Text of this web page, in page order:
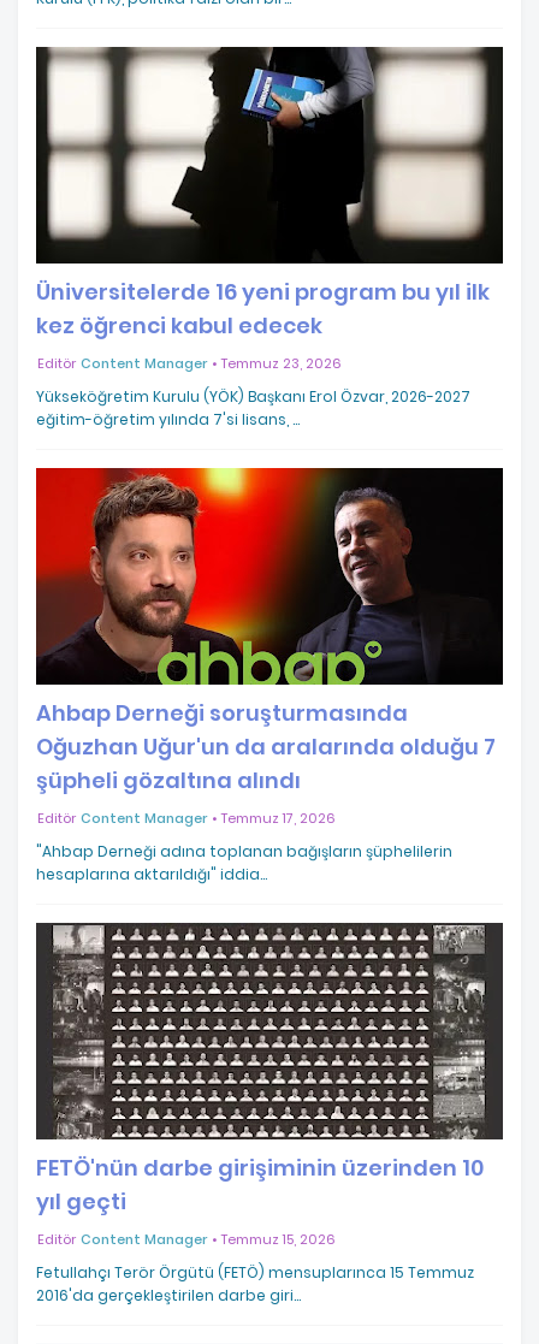
Üniversitelerde 16 yeni program bu yıl ilk
kez öğrenci kabul edecek
Editör Content Manager Temmuz 23, 2026
Yükseköğretim Kurulu (YÖK) Başkanı Erol Özvar, 2026-2027
eğitim-öğretim yılında 7'si lisans, …
Ahbap Derneği soruşturmasında
Oğuzhan Uğur'un da aralarında olduğu 7
şüpheli gözaltına alındı
Editör Content Manager Temmuz 17, 2026
"Ahbap Derneği adına toplanan bağışların şüphelilerin
hesaplarına aktarıldığı" iddia…
FETÖ'nün darbe girişiminin üzerinden 10
yıl geçti
Editör Content Manager Temmuz 15, 2026
Fetullahçı Terör Örgütü (FETÖ) mensuplarınca 15 Temmuz
2016'da gerçekleştirilen darbe giri…